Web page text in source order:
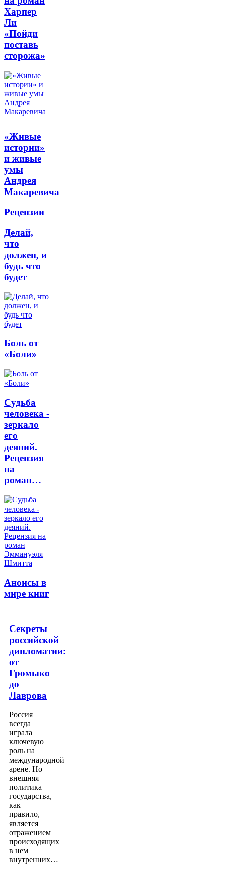
Харпер
Ли
«Пойди
поставь
сторожа»
«Живые
истории»
и живые
умы
Андрея
Макаревича
Рецензии
Делай,
что
должен, и
будь что
будет
Боль от
«Боли»
Судьба
человека -
зеркало
его
деяний.
Рецензия
на
роман…
Анонсы в
мире книг
Секреты
российской
дипломатии:
от
Громыко
до
Лаврова
Россия
всегда
играла
ключевую
роль на
международной
арене. Но
внешняя
политика
государства,
как
правило,
является
отражением
происходящих
в нем
внутренних…